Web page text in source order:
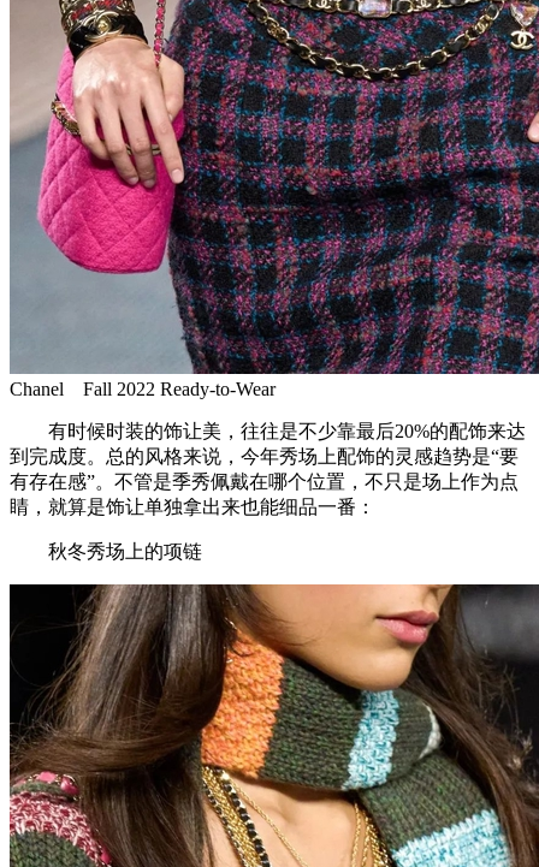
Chanel Fall 2022 Ready-to-Wear
有时候时装的饰让美，往往是不少靠最后20%的配饰来达
到完成度。总的风格来说，今年秀场上配饰的灵感趋势是“要
有存在感”。不管是季秀佩戴在哪个位置，不只是场上作为点
睛，就算是饰让单独拿出来也能细品一番：
秋冬秀场上的项链